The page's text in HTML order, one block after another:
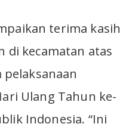
terima kasih
di kecamatan atas
Ulang Tahun ke-
Indonesia. “Ini